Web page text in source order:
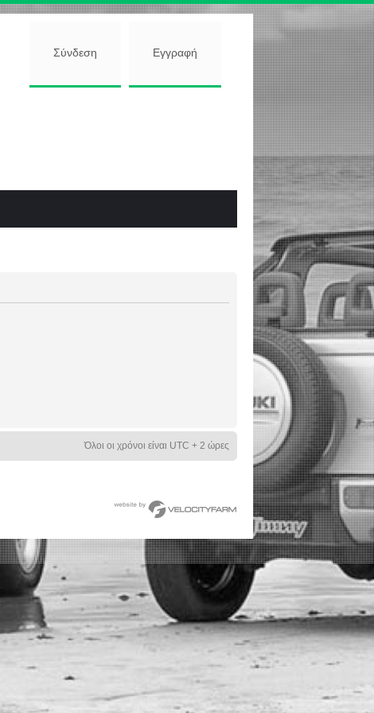
Σύνδεση Εγγραφή
Όλοι οι χρόνοι είναι UTC + 2 ώρες